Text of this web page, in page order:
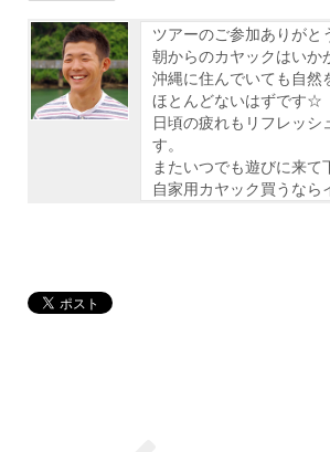
ツアーのご参加ありがと
朝からのカヤックはいか
沖縄に住んでいても自然
ほとんどないはずです☆
日頃の疲れもリフレッシ
す。
またいつでも遊びに来て
自家用カヤック買うなら